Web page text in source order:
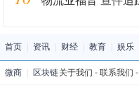
首页 资讯 财经 教育 娱乐
微商 区块链关于我们 - 联系我们 -